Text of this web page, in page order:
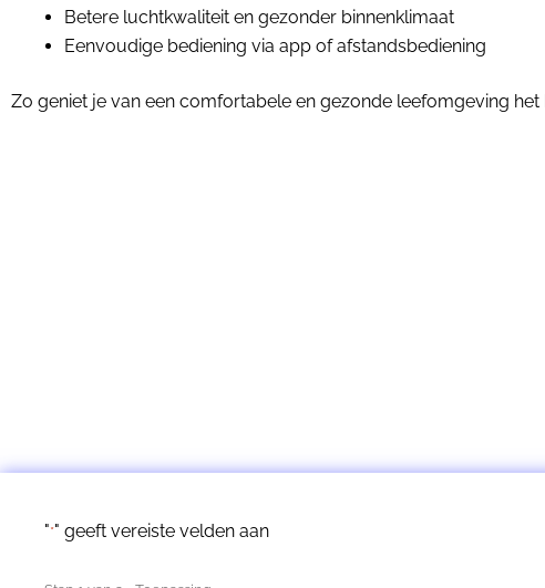
Betere luchtkwaliteit en gezonder binnenklimaat
Eenvoudige bediening via app of afstandsbediening
Zo geniet je van een comfortabele en gezonde leefomgeving het
"*" geeft vereiste velden aan